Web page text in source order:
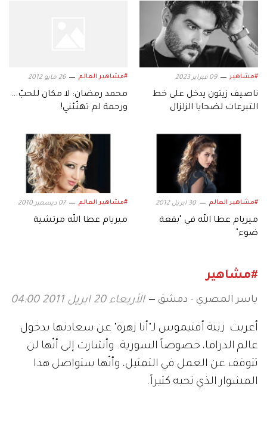
#مشاهير 09 فبراير 2023
ناصيف زيتون يدخل على خط
التبرعات لضحايا الزلزال
#مشاهير العالم 26 مايو 2012
محمد رمضان: لا مكان للحبّ...
ورحمة لم تهنّئني!
#مشاهير العالم 30 ابريل 2012
ميريام عطا الله في "بقعة
ضوء"
#مشاهير العالم 07 ديسمبر 2010
ميريام عطا الله مرتشية
#مشاهير
ياسر المصري - دمشق الأربعاء 20 ابريل 2011 04:00
أعربت زينة أفتيموس لـ"أنا زهرة" عن سعادتها بدخول
عالم الدراما، خصوصاً السورية. وأشارت إلى أنّها لن
تتوقف عن العمل في التمثيل، وأنّها ستواصل هذا
المشوار الذي تحبه كثيراً.